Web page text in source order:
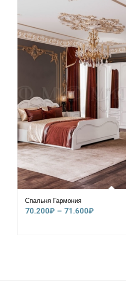
Спальня Гармония
70.200₽ – 71.600₽Диапазон